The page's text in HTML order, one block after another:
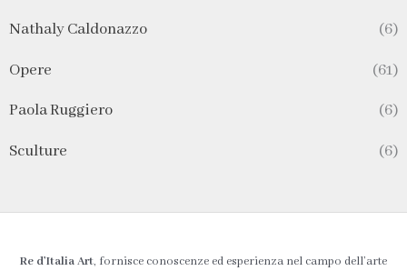
Nathaly Caldonazzo (6)
Opere (61)
Paola Ruggiero (6)
Sculture (6)
Re d’Italia Art, fornisce conoscenze ed esperienza nel campo dell’arte